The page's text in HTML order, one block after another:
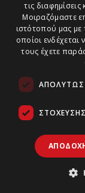
τις
Μοιραζόμαστε
ιστότοπού μας με
οποίοι
τους έχετε
ΑΠΟΛΎΤΩΣ
ΣΤΌΧΕΥΣΗΣ